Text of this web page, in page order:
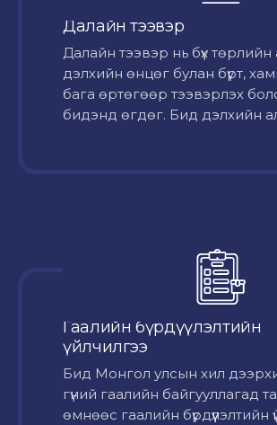
Далайн тээвэр
Далайн тээвэр нь бүх төрлийн
дэлхийн өнцөг булан бүрт,
бага өртөгөөр тээвэрлэх
бидэнд өгдөг. Бид дэлхийн
Гаалийн бүрдүүлэлтийн
үйлчилгээ
Бид Монгол улсын хил
гүний гаалийн байгууллагад
өмнөөс гаалийн бүрдүүлэлтийн